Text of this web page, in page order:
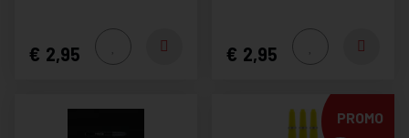
2,95 2,95
PROMO